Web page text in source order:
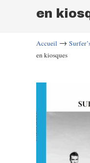
en
Accueil →
en kiosques